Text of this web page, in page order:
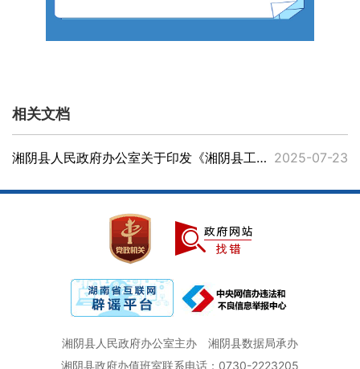
相关文档
湘阴县人民政府办公室关于印发《湘阴县工业用地弹性供应实施办法》的通知 2025-07-23
湘阴县人民政府办公室主办
湘阴县数据局承办
湘阴县政府办值班室联系电话：0730-2223205